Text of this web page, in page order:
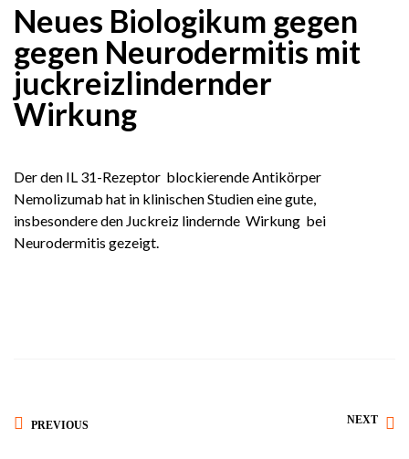
Neues Biologikum gegen
gegen Neurodermitis mit
juckreizlindernder
Wirkung
Der den IL 31-Rezeptor blockierende Antikörper
Nemolizumab hat in klinischen Studien eine gute,
insbesondere den Juckreiz lindernde Wirkung bei
Neurodermitis gezeigt.
PREVIOUS NEXT